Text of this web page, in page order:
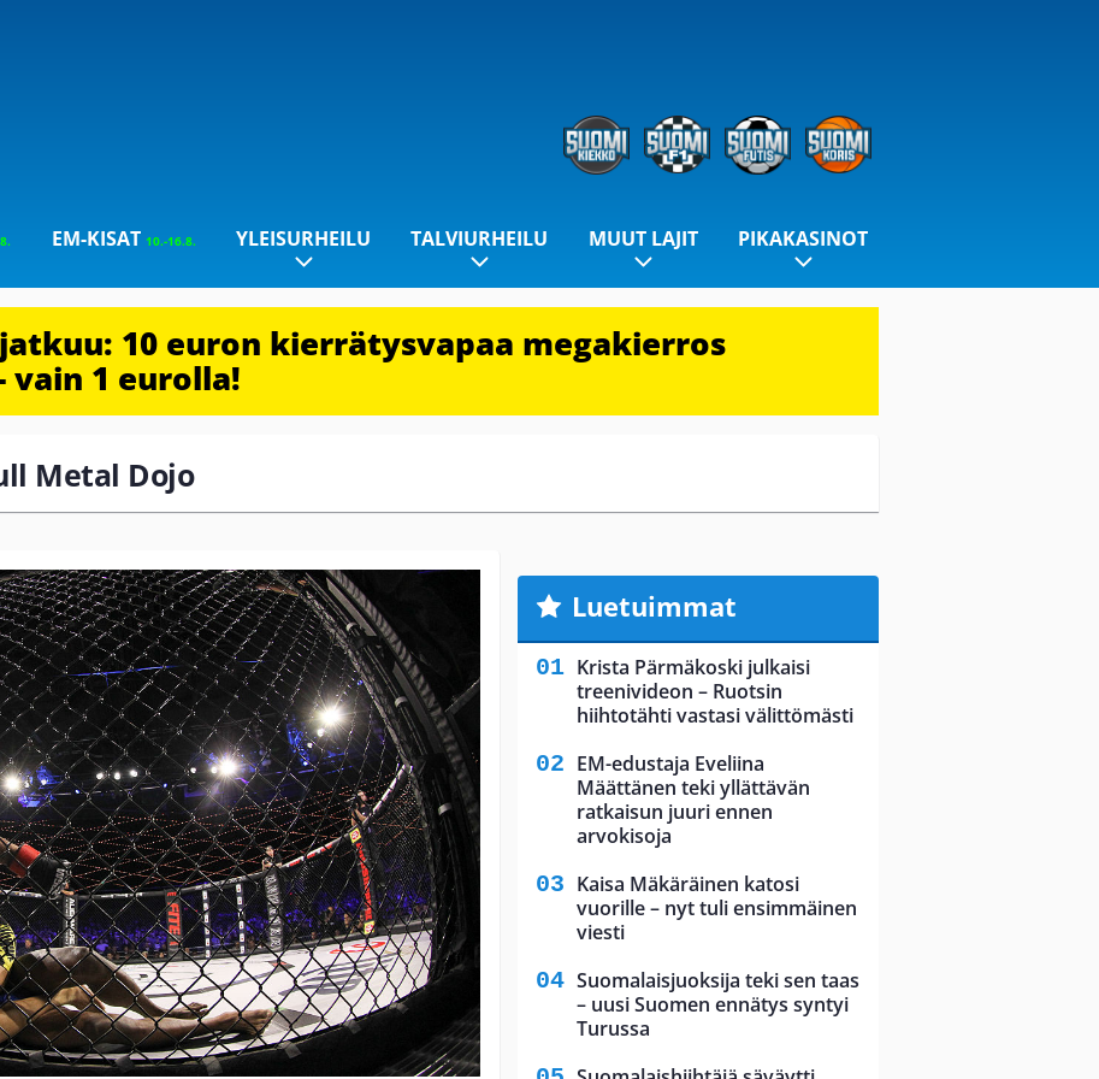
EM-KISAT 10.-16.8. YLEISURHEILU TALVIURHEILU MUUT LAJIT PIKAKASINOT
10 euron kierrätysvapaa megakierros
vain 1 eurolla!
Metal Dojo
Luetuimmat
Krista Pärmäkoski julkaisi
treenivideon – Ruotsin
hiihtotähti vastasi välittömästi
EM-edustaja Eveliina
Määttänen teki yllättävän
ratkaisun juuri ennen
arvokisoja
Kaisa Mäkäräinen katosi
vuorille – nyt tuli ensimmäinen
viesti
Suomalaisjuoksija teki sen taas
– uusi Suomen ennätys syntyi
Turussa